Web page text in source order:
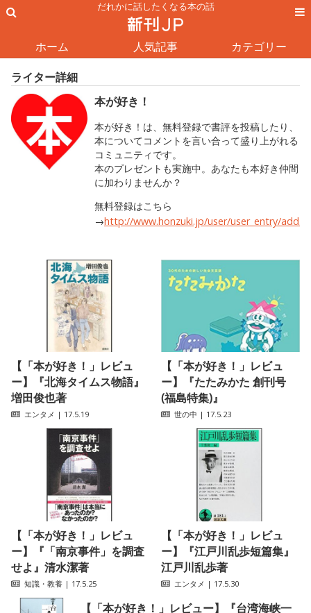
だれかに話したくなる本の話
ホーム 人気記事 カテゴリー
ライター詳細
本が好き！
本が好き！は、無料登録で書評を投稿したり、
本についてコメントを言い合って盛り上がれる
コミュニティです。
本のプレゼントも実施中。あなたも本好き仲間
に加わりませんか？
無料登録はこちら
→http://www.honzuki.jp/user/user_entry/
【「本が好き！」レビュ
ー】『北海タイムス物語』
増田俊也著
エンタメ | 17.5.19
【「本が好き！」レビュ
ー】『たたみかた 創刊号
(福島特集)』
世の中 | 17.5.23
【「本が好き！」レビュ
ー】『「南京事件」を調査
せよ』清水潔著
知識・教養 | 17.5.25
【「本が好き！」レビュ
ー】『江戸川乱歩短篇集』
江戸川乱歩著
エンタメ | 17.5.30
【「本が好き！」レビュー】『台湾海峡一